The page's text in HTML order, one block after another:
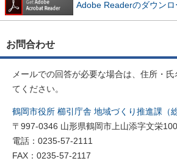
Adobe Readerのダウン
お問合わせ
メールでの回答が必要な場合は、住所・
てください。
鶴岡市役所 櫛引庁舎 地域づくり推進課（
〒997-0346 山形県鶴岡市上山添字文栄
電話：0235-57-2111
FAX：0235-57-2117